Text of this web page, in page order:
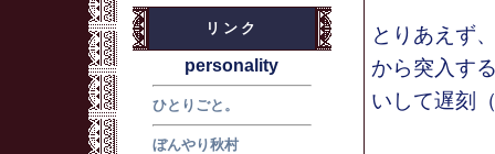
リンク
personality
ひとりごと。
ぼんやり秋村
とりあえず
から突入す
いして遅刻